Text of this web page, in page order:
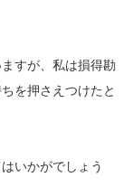
すが、私は損得勘
を押さえつけたと
いかがでしょう